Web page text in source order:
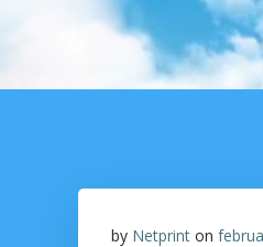
by Netprint on